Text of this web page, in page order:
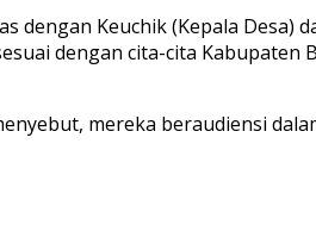
dengan Keuchik (Kepala Desa)
dengan cita-cita Kabupaten
mereka beraudiensi